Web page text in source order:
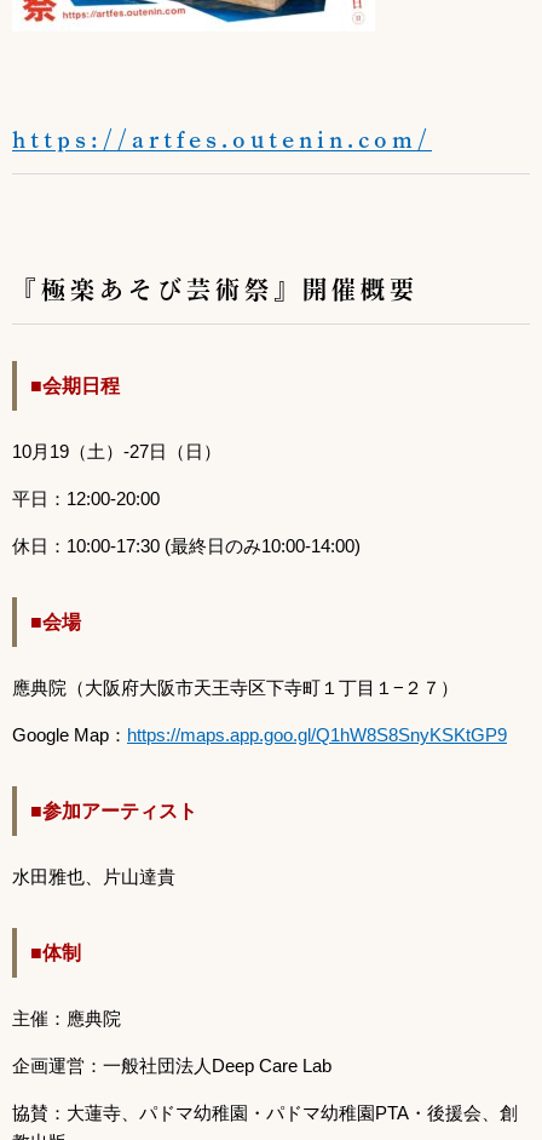
https://artfes.outenin.com/
『極楽あそび芸術祭』開催概要
■会期日程
10月19（土）-27日（日）
平日：12:00-20:00
休日：10:00-17:30 (最終日のみ10:00-14:00)
■会場
應典院（大阪府大阪市天王寺区下寺町１丁目１−２７）
Google Map： https://maps.app.goo.gl/Q1hW8S8SnyKSKtGP9
■参加アーティスト
水田雅也、片山達貴
■体制
主催：應典院
企画運営：一般社団法人Deep Care Lab
協賛：大蓮寺、パドマ幼稚園・パドマ幼稚園PTA・後援会、創